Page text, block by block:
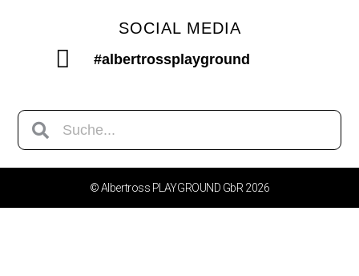
SOCIAL MEDIA
#albertrossplayground
© Albertross PLAYGROUND GbR 2026